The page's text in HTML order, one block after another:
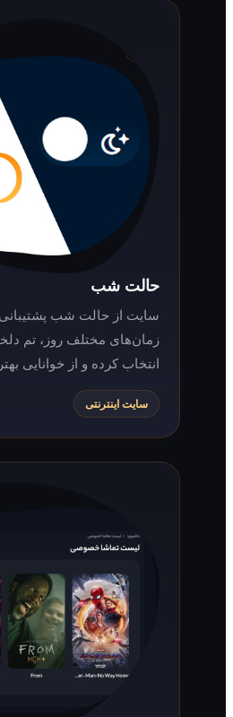
حالت شب
سایت از حالت شب پشتیبانی می‌کند؛ در
زمان‌های مختلف روز، تم دلخواه خود را
انتخاب کرده و از خوانایی بهتر لذت ببرید.
سایت اینترنتی